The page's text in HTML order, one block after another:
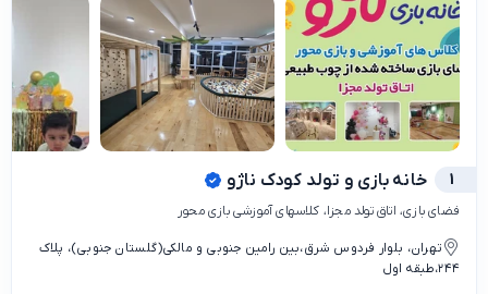
1 خانه بازی و تولد کودک ناژو
فضای بازی، اتاق تولد مجزا، کلاسهای آموزشی بازی محور
تهران، بلوار فردوس شرق،بین رامین جنوبی و مالکی(گلستان جنوبی)، ‌پلاک
۲۴۴،طبقه اول